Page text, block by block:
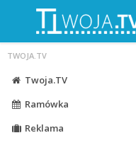
TWOJA.TV
Twoja.TV
Ramówka
Reklama